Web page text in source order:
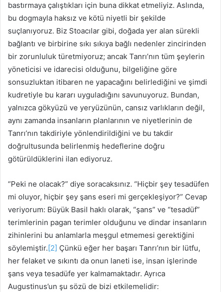
bastırmaya çalıştıkları için buna dikkat etmeliyiz. Aslında,
bu dogmayla haksız ve kötü niyetli bir şekilde
suçlanıyoruz. Biz Stoacılar gibi, doğada yer alan sürekli
bağlantı ve birbirine sıkı sıkıya bağlı nedenler zincirinden
bir zorunluluk türetmiyoruz; ancak Tanrı’nın tüm şeylerin
yöneticisi ve idarecisi olduğunu, bilgeliğine göre
sonsuzluktan itibaren ne yapacağını belirlediğini ve şimdi
kudretiyle bu kararı uyguladığını savunuyoruz. Bundan,
yalnızca gökyüzü ve yeryüzünün, cansız varlıkların değil,
aynı zamanda insanların planlarının ve niyetlerinin de
Tanrı’nın takdiriyle yönlendirildiğini ve bu takdir
doğrultusunda belirlenmiş hedeflerine doğru
götürüldüklerini ilan ediyoruz.
“Peki ne olacak?” diye soracaksınız. “Hiçbir şey tesadüfen
mi oluyor, hiçbir şey şans eseri mi gerçekleşiyor?” Cevap
veriyorum: Büyük Basil haklı olarak, “şans” ve “tesadüf”
terimlerinin pagan terimler olduğunu ve dindar insanların
zihinlerini bu anlamlarla meşgul etmemesi gerektiğini
söylemiştir. [2] Çünkü eğer her başarı Tanrı’nın bir lütfu,
her felaket ve sıkıntı da onun laneti ise, insan işlerinde
şans veya tesadüfe yer kalmamaktadır. Ayrıca
Augustinus’un şu sözü de bizi etkilemelidir: